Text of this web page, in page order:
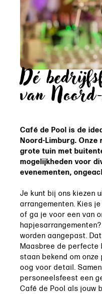
Dé
van
Café de Pool is de
Noord-Limburg.
grote tuin met
mogelijkheden voor
evenementen,
Je kunt bij ons kiezen
arrangementen. Kies
of ga je voor een van
worden aangepast.
Maasbree de
staan bekend om
oog voor detail.
personeelsfeest een
Café de Pool als jouw